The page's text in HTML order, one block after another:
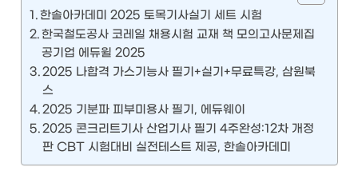
한솔아카데미 2025 토목기사실기 세트 시험
한국철도공사 코레일 채용시험 교재 책 모의고사문제집
공기업 에듀윌 2025
2025 나합격 가스기능사 필기+실기+무료특강, 삼원북
스
2025 기분파 피부미용사 필기, 에듀웨이
2025 콘크리트기사 산업기사 필기 4주완성:12차 개정
판 CBT 시험대비 실전테스트 제공, 한솔아카데미